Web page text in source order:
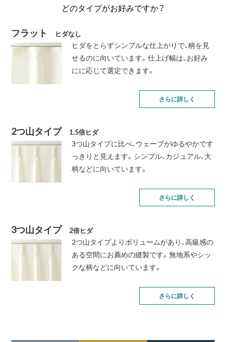
どのタイプがお好みですか？
フラット ヒダなし
ヒダをとらずシンプルな仕上がりで、柄を見
せるのに向いています。仕上げ幅は、お好み
にに応じて選定できます。
さらに詳しく
2つ山タイプ 1.5倍ヒダ
3つ山タイプに比べ、ウェーブがゆるやかです
っきりと見えます。シンプル、カジュアル、大
柄などに向いています。
さらに詳しく
3つ山タイプ 2倍ヒダ
2つ山タイプよりボリュームがあり、高級感の
ある空間にお薦めの縫製です。無地系やシッ
クな柄などに向いています。
さらに詳しく